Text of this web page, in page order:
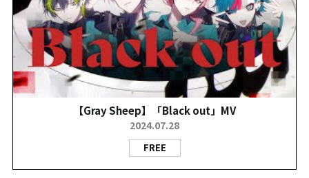
【Gray Sheep】「Black out」MV
2024.07.28
FREE